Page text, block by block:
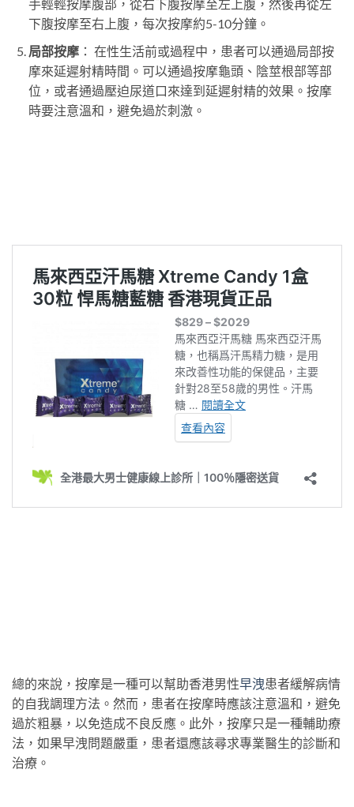
手輕輕按摩腹部，從右下腹按摩至左上腹，然後再從左
下腹按摩至右上腹，每次按摩約5-10分鐘。
局部按摩： 在性生活前或過程中，患者可以通過局部按
摩來延遲射精時間。可以通過按摩龜頭、陰莖根部等部
位，或者通過壓迫尿道口來達到延遲射精的效果。按摩
時要注意溫和，避免過於刺激。
總的來說，按摩是一種可以幫助香港男性早洩患者緩解病情
的自我調理方法。然而，患者在按摩時應該注意溫和，避免
過於粗暴，以免造成不良反應。此外，按摩只是一種輔助療
法，如果早洩問題嚴重，患者還應該尋求專業醫生的診斷和
治療。